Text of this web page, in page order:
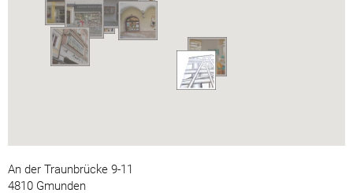
An der Traunbrücke 9-11
4810 Gmunden